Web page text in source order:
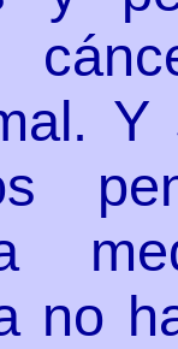
no